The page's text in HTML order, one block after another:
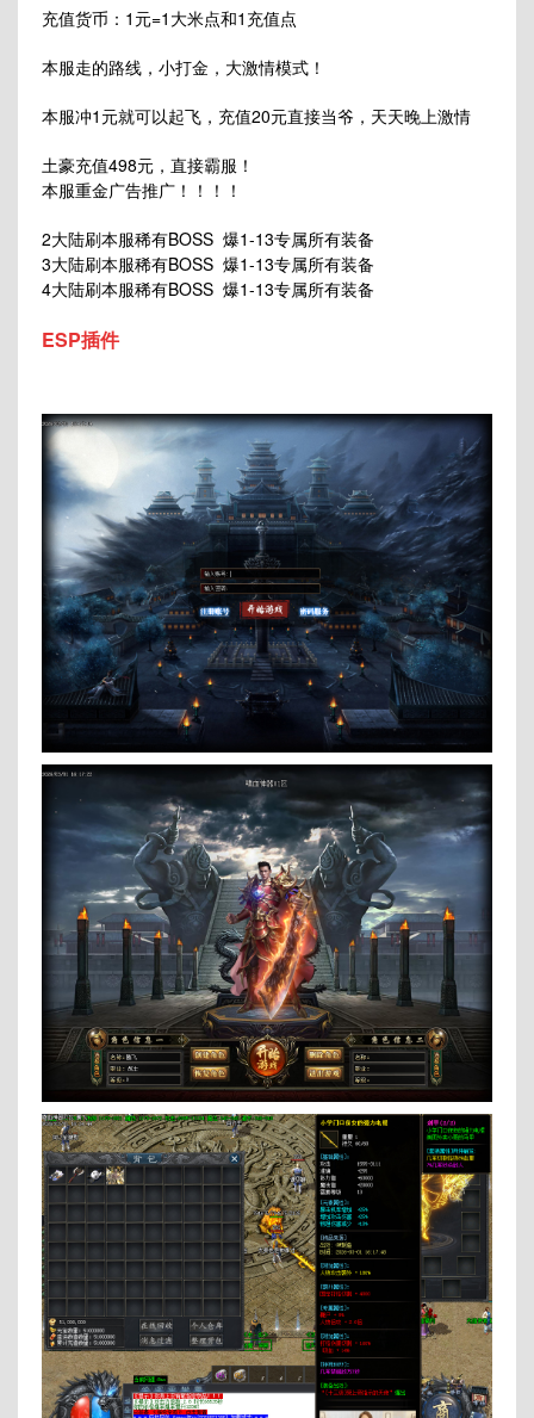
充值货币：1元=1大米点和1充值点
本服走的路线，小打金，大激情模式！
本服冲1元就可以起飞，充值20元直接当爷，天天晚上激情
土豪充值498元，直接霸服！
本服重金广告推广！！！！
2大陆刷本服稀有BOSS 爆1-13专属所有装备
3大陆刷本服稀有BOSS 爆1-13专属所有装备
4大陆刷本服稀有BOSS 爆1-13专属所有装备
ESP插件